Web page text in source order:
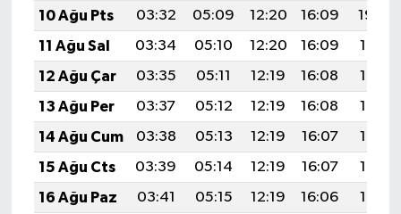
10 Ağu Pts
03:32 05:09 12:20 16:09
19:20
11 Ağu Sal
03:34 05:10 12:20 16:09
19:19
12 Ağu Çar
03:35 05:11 12:19 16:08
19:18
13 Ağu Per
03:37 05:12 12:19 16:08
19:16
14 Ağu Cum
03:38 05:13 12:19 16:07
19:15
15 Ağu Cts
03:39 05:14 12:19 16:07
19:14
16 Ağu Paz
03:41 05:15 12:19 16:06
19:12